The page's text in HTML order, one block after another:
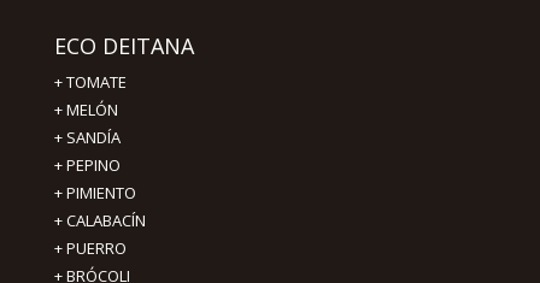
ECO DEITANA
+TOMATE
+MELÓN
+ SANDÍA
+PEPINO
+PIMIENTO
+CALABACÍN
+PUERRO
+BRÓCOLI